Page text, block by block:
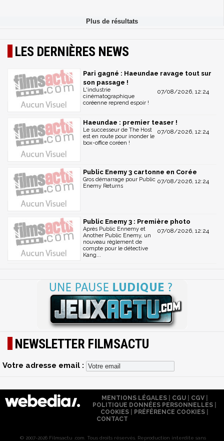
LES DERNIÈRES NEWS
Pari gagné : Haeundae ravage tout sur
son passage !
07/08/2026, 12:24
L'industrie
cinématographique
coréenne reprend espoir !
Haeundae : premier teaser !
07/08/2026, 12:24
Le successeur de The Host
est en route pour inonder le
box-office coréen !
Public Enemy 3 cartonne en Corée
07/08/2026, 12:24
Gros démarrage pour Public
Enemy Returns
Public Enemy 3 : Première photo
07/08/2026, 12:24
Après Public Ennemy et
Another Public Enemy, un
nouveau règlement de
compte pour le détective
Kang...
NEWSLETTER FILMSACTU
Votre adresse email :
MENTIONS LÉGALES| CGU| CGV|
POLITIQUE DONNÉES PERSONNELLES
COOKIES
PRÉFÉRENCE COOKIES
CONTACT
© 2007-2026 Filmsactu .com. Tous droits réservés. Reproduction interdite sans